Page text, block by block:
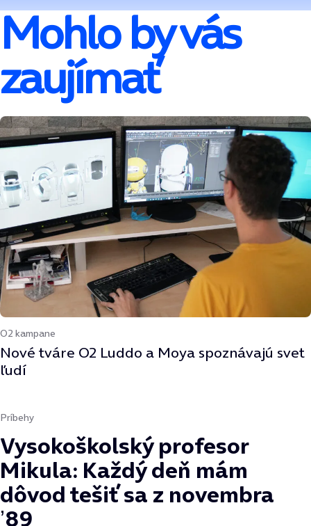
Mohlo by vás
zaujímať
O2 kampane
Nové tváre O2 Luddo a Moya spoznávajú svet
ľudí
Príbehy
Vysokoškolský profesor
Mikula: Každý deň mám
dôvod tešiť sa z novembra
ʼ89